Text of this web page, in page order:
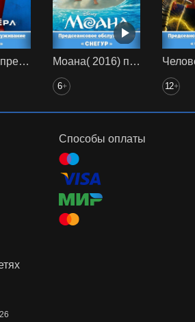
Супергёрл предс. обсл. Снегур Моана( 2016) предс. обсл. Снегур
6+ 12+
Способы оплаты